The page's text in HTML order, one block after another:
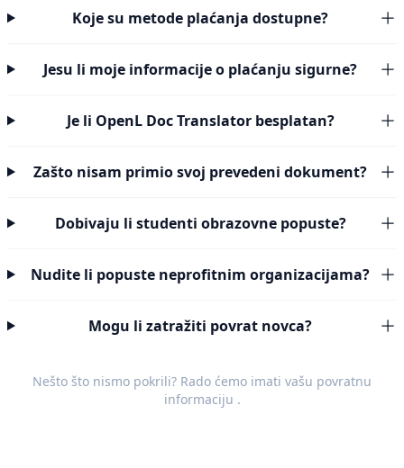
Koje su metode plaćanja dostupne?
Jesu li moje informacije o plaćanju sigurne?
Je li OpenL Doc Translator besplatan?
Zašto nisam primio svoj prevedeni dokument?
Dobivaju li studenti obrazovne popuste?
Nudite li popuste neprofitnim organizacijama?
Mogu li zatražiti povrat novca?
Nešto što nismo pokrili? Rado ćemo imati vašu povratnu
informaciju .